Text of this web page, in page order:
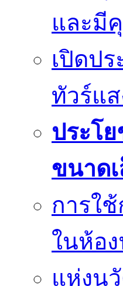
และมี
เปิดป
ทัวร์แ
ประโ
ขนาด
การใ
ในห้อ
แห่งน